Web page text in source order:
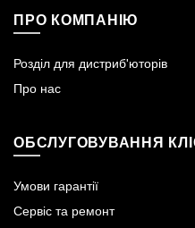
ПРО КОМПАНІЮ
Розділ для дистриб'юторів
Про нас
ОБСЛУГОВУВАННЯ
Умови гарантії
Сервіс та ремонт